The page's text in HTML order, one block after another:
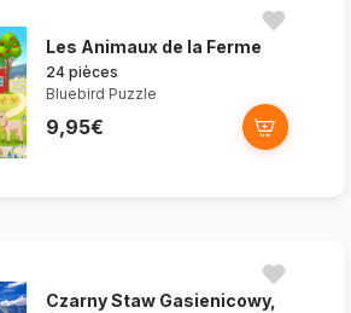
Les Animaux de la Ferme
24 pièces
Bluebird Puzzle
9,95€
Czarny Staw Gasienicowy,